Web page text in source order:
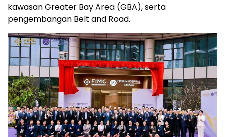
kawasan Greater Bay Area (GBA), serta
pengembangan Belt and Road.